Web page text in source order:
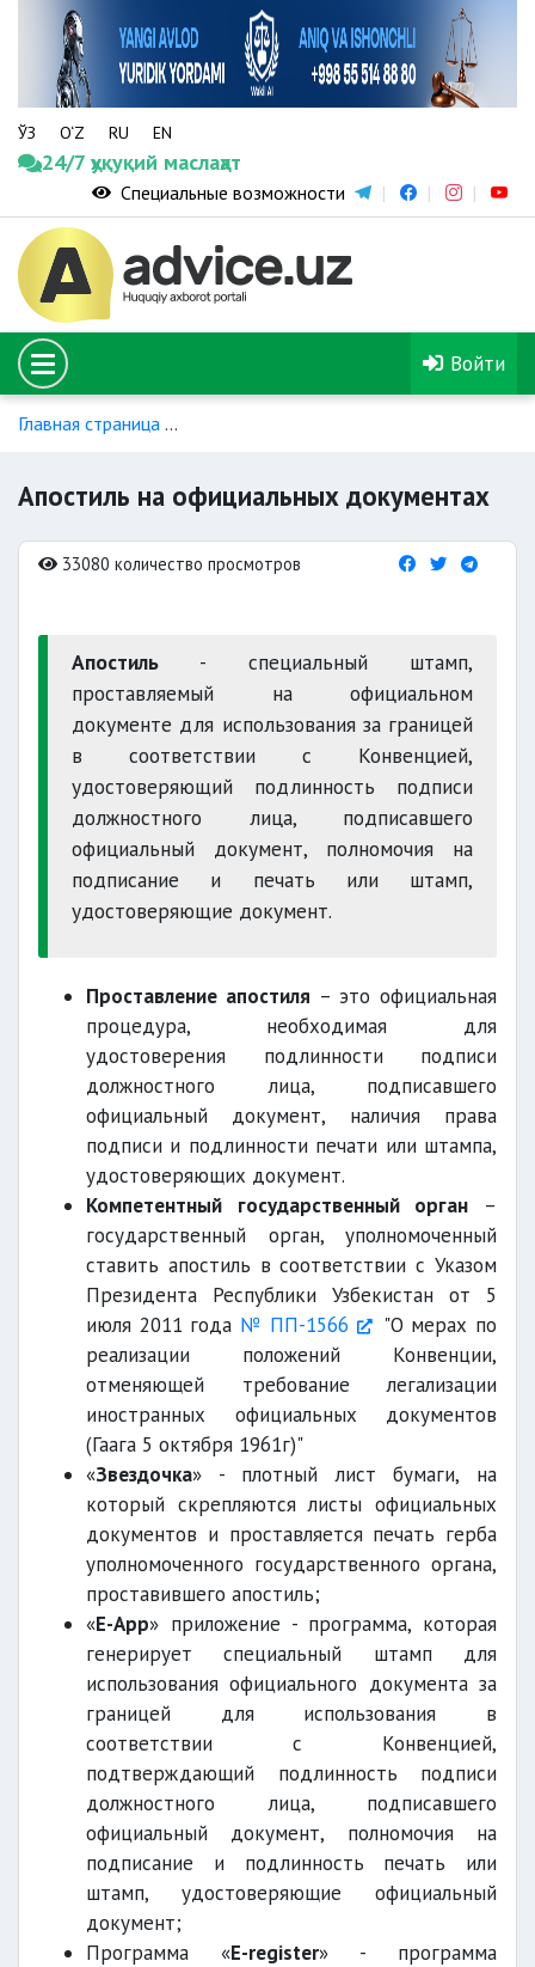
ЎЗ O‘Z RU EN
24/7 ҳуқуқий маслаҳат
Специальные возможности
Войти
Главная страница
Апостиль на официальных документах
33080 количество просмотров
Апостиль - специальный штамп,
проставляемый на официальном
документе для использования за границей
в соответствии с Конвенцией,
удостоверяющий подлинность подписи
должностного лица, подписавшего
официальный документ, полномочия на
подписание и печать или штамп,
удостоверяющие документ.
Проставление апостиля – это официальная
процедура, необходимая для
удостоверения подлинности подписи
должностного лица, подписавшего
официальный документ, наличия права
подписи и подлинности печати или штампа,
удостоверяющих документ.
Компетентный государственный орган –
государственный орган, уполномоченный
ставить апостиль в соответствии с Указом
Президента Республики Узбекистан от 5
июля 2011 года № ПП-1566
"О мерах по
реализации положений Конвенции,
отменяющей требование легализации
иностранных официальных документов
(Гаага 5 октября 1961г)"
«Звездочка» - плотный лист бумаги, на
который скрепляются листы официальных
документов и проставляется печать герба
уполномоченного государственного органа,
проставившего апостиль;
«E-App» приложение - программа, которая
генерирует специальный штамп для
использования официального документа за
границей для использования в
соответствии с Конвенцией,
подтверждающий подлинность подписи
должностного лица, подписавшего
официальный документ, полномочия на
подписание и подлинность печать или
штамп, удостоверяющие официальный
документ;
Программа «E-register» - программа